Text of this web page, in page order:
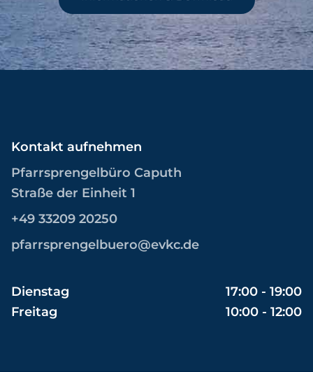
Kontakt aufnehmen
Pfarrsprengelbüro Caputh
Straße der Einheit 1
+49 33209 20250
pfarrsprengelbuero@evkc.de
Dienstag
17:00 - 19:00
Freitag
10:00 - 12:00